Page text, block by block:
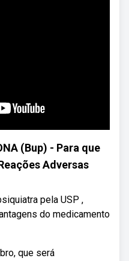
(Bup) - Para que
Adversas
pela USP ,
do medicamento
que será